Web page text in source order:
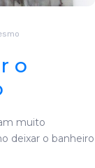
o
muito
deixar o banheiro